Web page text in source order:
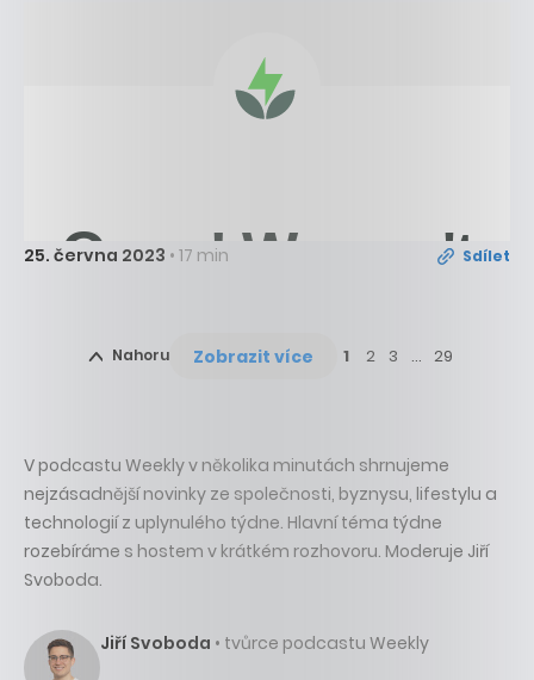
25. června 2023 • 17 min Sdílet
Nahoru Zobrazit více 1 2 3 … 29
V podcastu Weekly v několika minutách shrnujeme
nejzásadnější novinky ze společnosti, byznysu, lifestylu a
technologií z uplynulého týdne. Hlavní téma týdne
rozebíráme s hostem v krátkém rozhovoru. Moderuje Jiří
Svoboda.
Jiří Svoboda • tvůrce podcastu Weekly